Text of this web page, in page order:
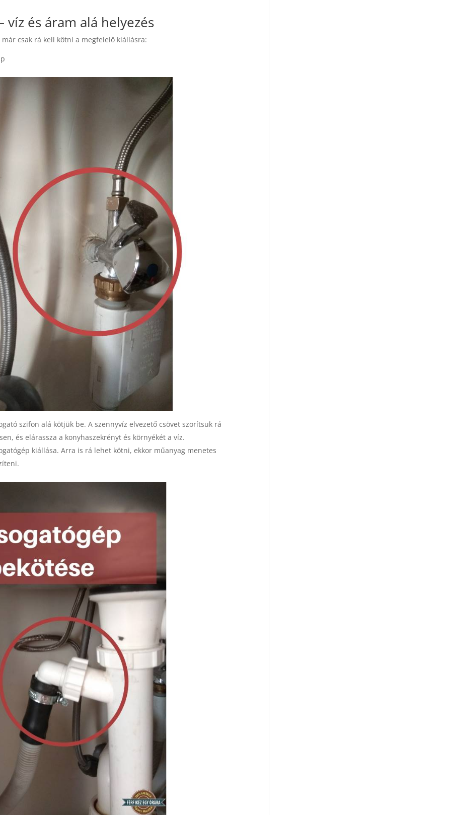
és áram alá helyezés
csak rá kell kötni a megfelelő kiállásra:
szifon alá kötjük be. A szennyvíz elvezető csövet szorítsuk rá
és elárassza a konyhaszekrényt és környékét a víz.
kiállása. Arra is rá lehet kötni, ekkor műanyag menetes